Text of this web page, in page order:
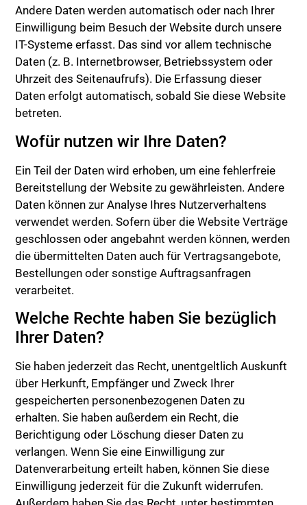
Andere Daten werden automatisch oder nach Ihrer
Einwilligung beim Besuch der Website durch unsere
IT-Systeme erfasst. Das sind vor allem technische
Daten (z. B. Internetbrowser, Betriebssystem oder
Uhrzeit des Seitenaufrufs). Die Erfassung dieser
Daten erfolgt automatisch, sobald Sie diese Website
betreten.
Wofür nutzen wir Ihre Daten?
Ein Teil der Daten wird erhoben, um eine fehlerfreie
Bereitstellung der Website zu gewährleisten. Andere
Daten können zur Analyse Ihres Nutzerverhaltens
verwendet werden. Sofern über die Website Verträge
geschlossen oder angebahnt werden können, werden
die übermittelten Daten auch für Vertragsangebote,
Bestellungen oder sonstige Auftragsanfragen
verarbeitet.
Welche Rechte haben Sie bezüglich
Ihrer Daten?
Sie haben jederzeit das Recht, unentgeltlich Auskunft
über Herkunft, Empfänger und Zweck Ihrer
gespeicherten personenbezogenen Daten zu
erhalten. Sie haben außerdem ein Recht, die
Berichtigung oder Löschung dieser Daten zu
verlangen. Wenn Sie eine Einwilligung zur
Datenverarbeitung erteilt haben, können Sie diese
Einwilligung jederzeit für die Zukunft widerrufen.